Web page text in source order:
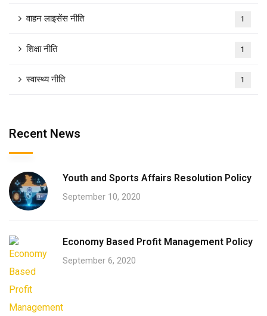
वाहन लाइसेंस नीति 1
शिक्षा नीति 1
स्वास्थ्य नीति 1
Recent News
Youth and Sports Affairs Resolution Policy
September 10, 2020
Economy Based Profit Management Policy
September 6, 2020